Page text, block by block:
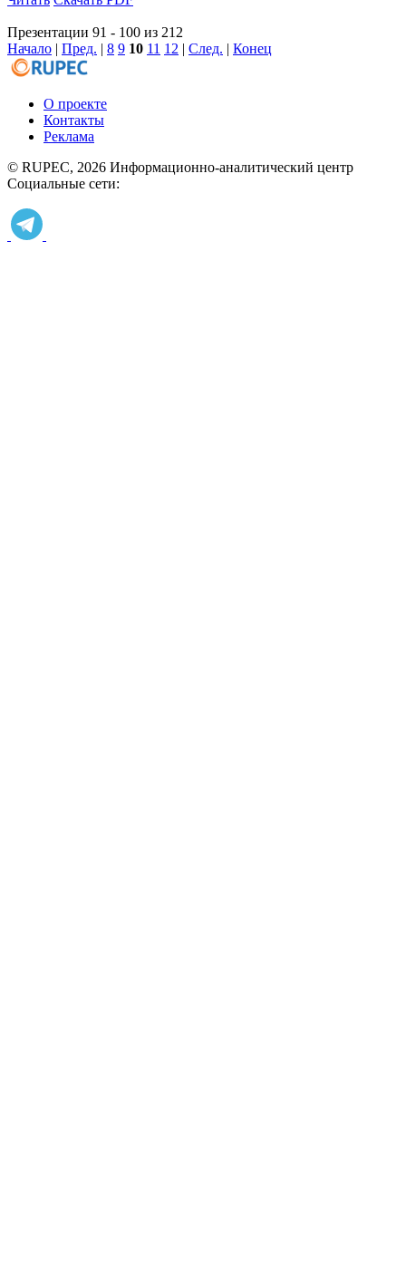
Презентации 91 - 100 из 212
Начало | Пред. | 8 9 10 11 12 | След. | Конец
О проекте
Контакты
Реклама
© RUPEC, 2026 Информационно-аналитический центр
Социальные сети: